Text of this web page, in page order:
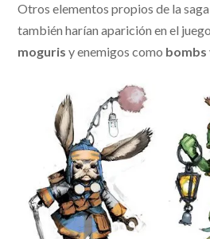
Otros elementos propios de la
también harían aparición en el
moguris y enemigos como bombs